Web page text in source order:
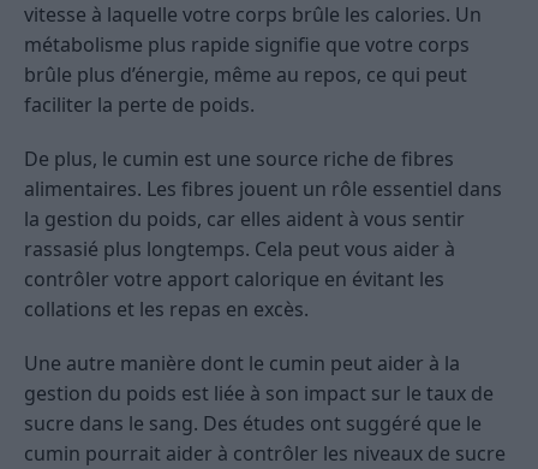
vitesse à laquelle votre corps brûle les calories. Un
métabolisme plus rapide signifie que votre corps
brûle plus d’énergie, même au repos, ce qui peut
faciliter la perte de poids.
De plus, le cumin est une source riche de fibres
alimentaires. Les fibres jouent un rôle essentiel dans
la gestion du poids, car elles aident à vous sentir
rassasié plus longtemps. Cela peut vous aider à
contrôler votre apport calorique en évitant les
collations et les repas en excès.
Une autre manière dont le cumin peut aider à la
gestion du poids est liée à son impact sur le taux de
sucre dans le sang. Des études ont suggéré que le
cumin pourrait aider à contrôler les niveaux de sucre